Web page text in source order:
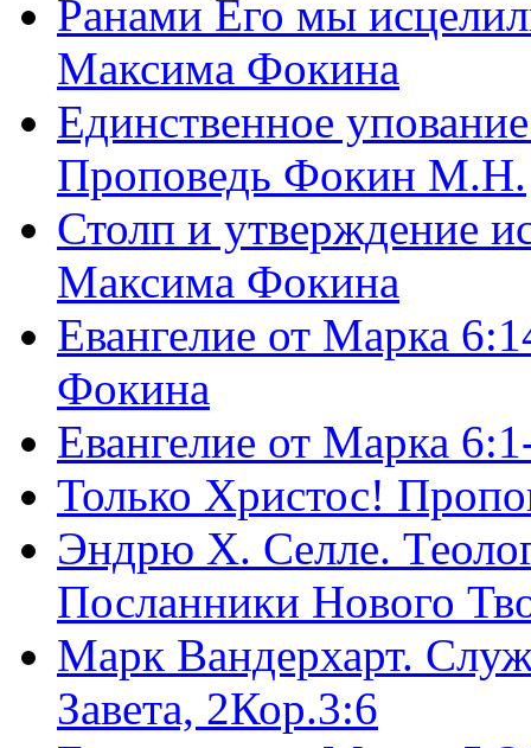
Ранами Его мы
Максима Фокина
Единственное
Проповедь Фокин М.Н.
Столп и утверждение
Максима Фокина
Евангелие от Марка
Фокина
Евангелие от Марка
Только Христос!
Эндрю Х. Селле.
Посланники Нового
Марк Вандерхарт.
Завета, 2Кор.3:6